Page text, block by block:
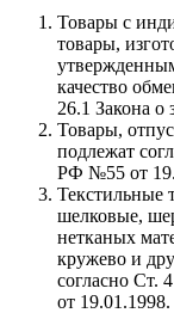
Товары с
товары,
качество
26.1 Закона
Товары,
подлежат
РФ №55 от
Текстильные
шелковые,
нетканых
кружево и
согласно Ст.
от 19.01.1998.